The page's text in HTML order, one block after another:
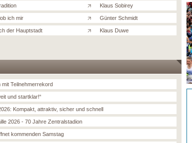
Klaus Sobirey
ich mir Günter Schmidt
der Hauptstadt Klaus Duwe
mit Teilnehmerrekord
und startklar!“
Kompakt, attraktiv, sicher und schnell
2026 - 70 Jahre Zentralstadion
kommenden Samstag